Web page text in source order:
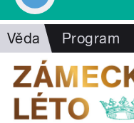
Věda Program